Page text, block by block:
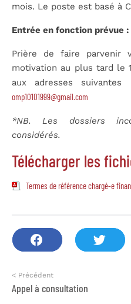
mois. Le poste est basé à
Entrée en fonction prévue
Prière de faire parvenir
motivation au plus tard
aux adresses suivantes
omp10101999@gmail.com
*NB. Les dossiers
considérés.
Télécharger les
Termes de référence chargé-e
< Précédent
Appel à consultation